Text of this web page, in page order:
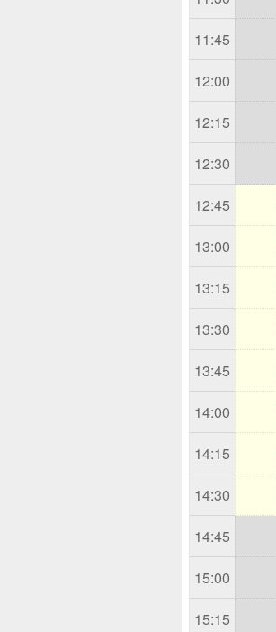
11:45
12:00
12:15
12:30
12:45
13:00
13:15
13:30
13:45
14:00
14:15
14:30
14:45
15:00
15:15